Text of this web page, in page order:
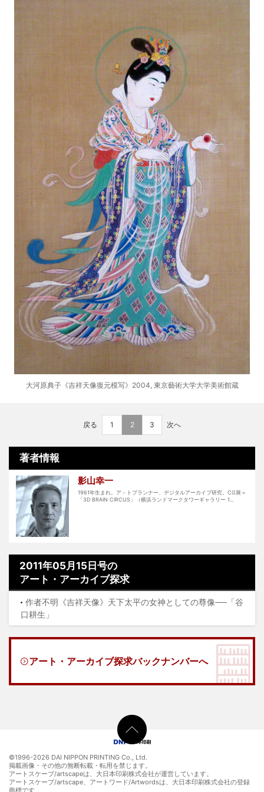
大河原典子《吉祥天像復元模写》2004, 東京藝術大学大学美術館蔵
戻る 1 2 3 次へ
著者情報
影山幸一
1961年生まれ。ア－トプランナー、デジタルアーカイブ研究。CG展＝
「3D BRAIN CIRCUS」（横浜ランドマークタワーギャラリー 1...
2011年05月15日号の
アート・アーカイブ探求
作者不明《吉祥天像》天下太平の女神としての尊像──「谷
口耕生」
アート・アーカイブ探求バックナンバーへ
©1996-2026 DAI NIPPON PRINTING Co., Ltd.
掲載画像・その他の無断転載・転用を禁じます。
アートスケープ/artscapeは、大日本印刷株式会社が運営しています。
アートスケープ/artscape、アートワード/Artwordsは、大日本印刷株式会社の登録
商標です。